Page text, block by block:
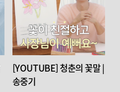
[YOUTUBE] 청춘의 꽃말 |
송중기